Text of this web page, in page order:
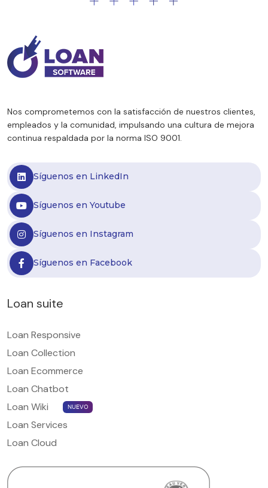
Nos comprometemos con la satisfacción de nuestros clientes,
empleados y la comunidad, impulsando una cultura de mejora
continua respaldada por la norma ISO 9001.
Síguenos en LinkedIn
Síguenos en Youtube
Síguenos en Instagram
Síguenos en Facebook
Loan suite
Loan Responsive
Loan Collection
Loan Ecommerce
Loan Chatbot
Loan Wiki
NUEVO
Loan Services
Loan Cloud